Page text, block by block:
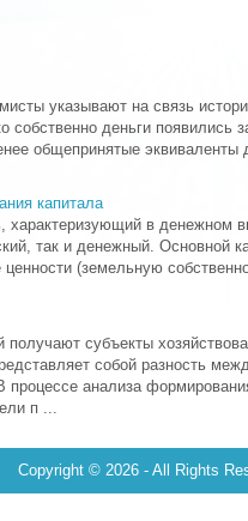
указывают на связь
деньги появились
общепринятые эквиваленты
капитала
характеризующий в денежном
так и денежный. Основной
(земельную
получают субъекты
собой разность
процессе анализа
п ...
Copyright © 2026 - All Rights